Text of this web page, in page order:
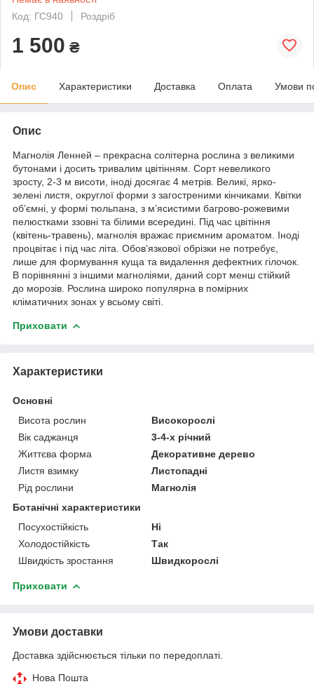
Код: ГС940
Роздріб
1 500 ₴
Опис Характеристики Доставка Оплата Умови
Опис
Магнолія Ленней – прекрасна солітерна рослина з великими
бутонами і досить тривалим цвітінням. Сорт невеликого
зросту, 2-3 м висоти, іноді досягає 4 метрів. Великі, ярко-
зелені листя, округлої форми з загостреними кінчиками. Квітки
об’ємні, у формі тюльпана, з м’ясистими багрово-рожевими
пелюстками ззовні та білими всередині. Під час цвітіння
(квітень-травень), магнолія вражає приємним ароматом. Іноді
процвітає і під час літа. Обов’язкової обрізки не потребує,
лише для формування куща та видалення дефектних гілочок.
В порівнянні з іншими магноліями, даний сорт менш стійкий
до морозів. Рослина широко популярна в помірних
кліматичних зонах у всьому світі.
Приховати
Характеристики
Основні
Висота рослин
Високорослі
Вік саджанця
3-4-х річний
Життєва форма
Декоративне дерево
Листя взимку
Листопадні
Рід рослини
Магнолія
Ботанічні характеристики
Посухостійкість
Ні
Холодостійкість
Так
Швидкість зростання
Швидкорослі
Приховати
Умови доставки
Доставка здійснюється тільки по передоплаті.
Нова Пошта